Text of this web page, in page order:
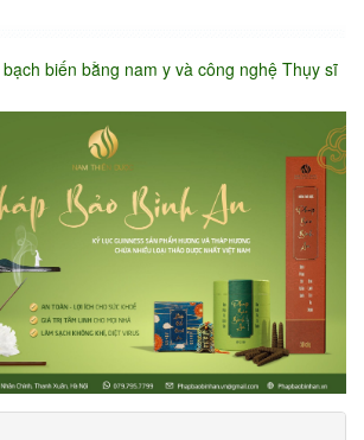
Phục hồi vùng da bị bạch biến bằng nam y và công nghệ Thụy sĩ